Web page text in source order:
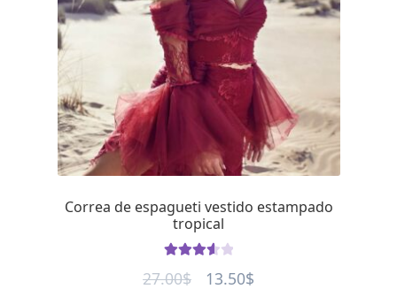
Correa de espagueti vestido estampado
tropical
27.00$ Original
13.50$Current